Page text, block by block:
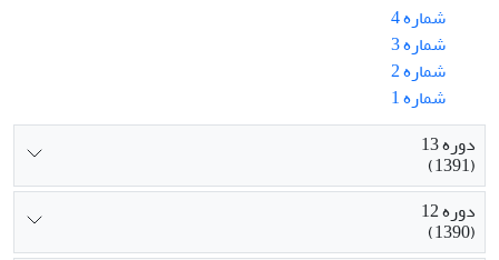
شماره 4
شماره 3
شماره 2
شماره 1
دوره 13
(1391)
دوره 12
(1390)